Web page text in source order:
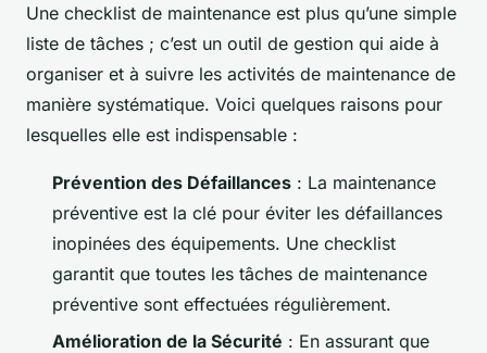
Une checklist de maintenance est plus qu’une simple
liste de tâches ; c’est un outil de gestion qui aide à
organiser et à suivre les activités de maintenance de
manière systématique. Voici quelques raisons pour
lesquelles elle est indispensable :
Prévention des Défaillances : La maintenance
préventive est la clé pour éviter les défaillances
inopinées des équipements. Une checklist
garantit que toutes les tâches de maintenance
préventive sont effectuées régulièrement.
Amélioration de la Sécurité : En assurant que